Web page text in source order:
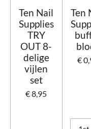
Ten Nail
Supplies
TRY
OUT 8-
delige
vijlen
set
€ 8,95
Ten
€